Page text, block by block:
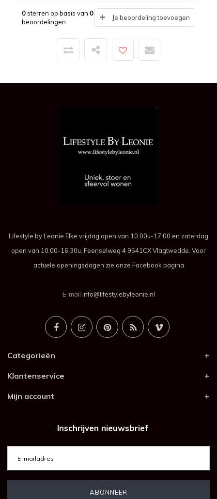
0sterren op basis van 0
beoordelingen
Je beoordeling toevoegen
Lifestyle by Leonie Elke vrijdag open van 10.00u-17.00 en zaterdag
open van 10.00-16.30u. Feenselweg 4 9541CX Vlagtwedde. Voor
actuele openingsdagen zie onze Facebook pagina
E-mail info@lifestylebyleonie.nl
Categorieën
Klantenservice
Mijn account
Inschrijven nieuwsbrief